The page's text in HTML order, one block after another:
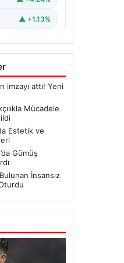
▲ +1.13%
imzayı attı! Yeni
Mücadele
Estetik ve
Gümüş
İnsansız